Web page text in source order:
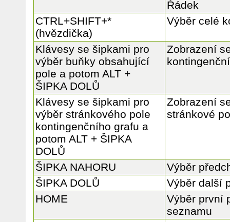
Řádek
CTRL+SHIFT+*
(hvězdička)
Výběr celé
Klávesy se šipkami pro
výběr buňky obsahující
pole a potom ALT +
ŠIPKA DOLŮ
Zobrazení
Klávesy se šipkami pro
výběr stránkového pole
kontingenčního grafu a
potom ALT + ŠIPKA
DOLŮ
Zobrazení
stránkové
ŠIPKA NAHORU
Výběr
ŠIPKA DOLŮ
Výběr další
HOME
Výběr první
seznamu